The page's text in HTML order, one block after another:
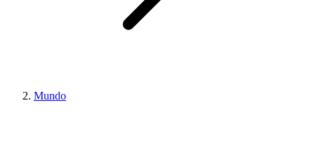
Mundo